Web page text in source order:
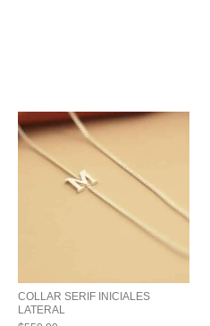
COLLAR SERIF INICIALES
LATERAL